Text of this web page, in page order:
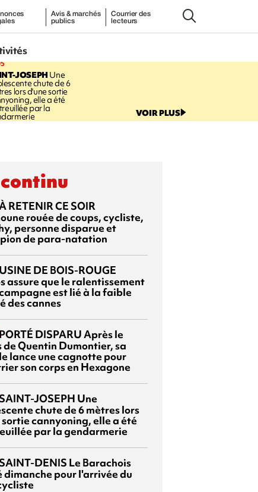
Avis & marchés
publics
Courrier des
lecteurs
JOSEPHUne
chute de 6
lors d'une sortie
elle a été
par la VOIR PLUS
RETENIR CE SOIR
rouée de coups, cycliste,
personne disparue et
de para-natation
USINE DE BOIS-ROUGE
assure que le ralentissement
est lié à la faible
des cannes
PORTÉ DISPARUAprès le
de Quentin Dumontier, sa
lance une cagnotte pour
son corps en Hexagone
SAINT-JOSEPH Une
chute de 6 mètres lors
cannyoning, elle a été
par la gendarmerie
SAINT-DENIS Le Barachois
dimanche pour l'arrivée du